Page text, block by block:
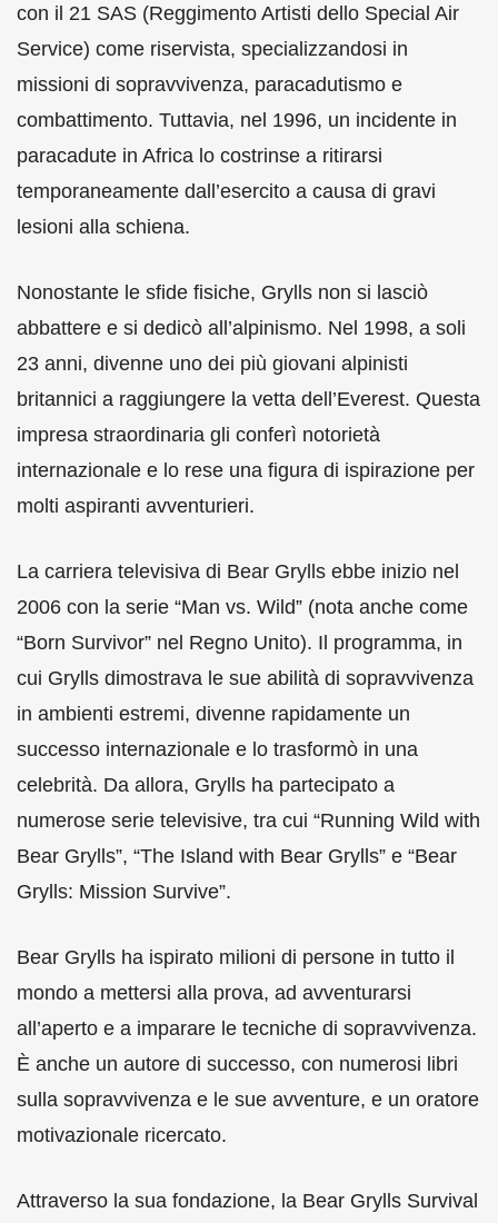
con il 21 SAS (Reggimento Artisti dello Special Air
Service) come riservista, specializzandosi in
missioni di sopravvivenza, paracadutismo e
combattimento. Tuttavia, nel 1996, un incidente in
paracadute in Africa lo costrinse a ritirarsi
temporaneamente dall’esercito a causa di gravi
lesioni alla schiena.
Nonostante le sfide fisiche, Grylls non si lasciò
abbattere e si dedicò all’alpinismo. Nel 1998, a soli
23 anni, divenne uno dei più giovani alpinisti
britannici a raggiungere la vetta dell’Everest. Questa
impresa straordinaria gli conferì notorietà
internazionale e lo rese una figura di ispirazione per
molti aspiranti avventurieri.
La carriera televisiva di Bear Grylls ebbe inizio nel
2006 con la serie “Man vs. Wild” (nota anche come
“Born Survivor” nel Regno Unito). Il programma, in
cui Grylls dimostrava le sue abilità di sopravvivenza
in ambienti estremi, divenne rapidamente un
successo internazionale e lo trasformò in una
celebrità. Da allora, Grylls ha partecipato a
numerose serie televisive, tra cui “Running Wild with
Bear Grylls”, “The Island with Bear Grylls” e “Bear
Grylls: Mission Survive”.
Bear Grylls ha ispirato milioni di persone in tutto il
mondo a mettersi alla prova, ad avventurarsi
all’aperto e a imparare le tecniche di sopravvivenza.
È anche un autore di successo, con numerosi libri
sulla sopravvivenza e le sue avventure, e un oratore
motivazionale ricercato.
Attraverso la sua fondazione, la Bear Grylls Survival